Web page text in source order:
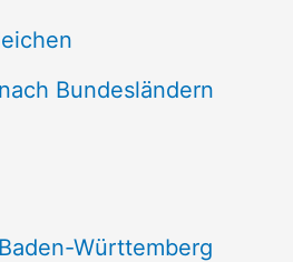
Bundesländern
Württemberg